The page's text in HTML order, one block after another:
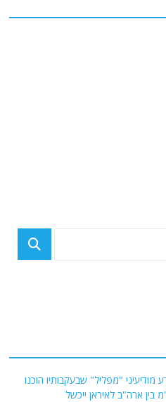
"מפליל" שבעקבותיו הוכנו
בין ארה"ב לאיראן ייכשל